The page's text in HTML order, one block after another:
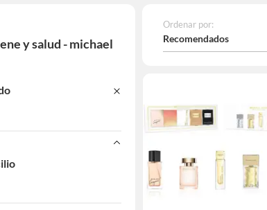
Ordenar por:
Recomendados